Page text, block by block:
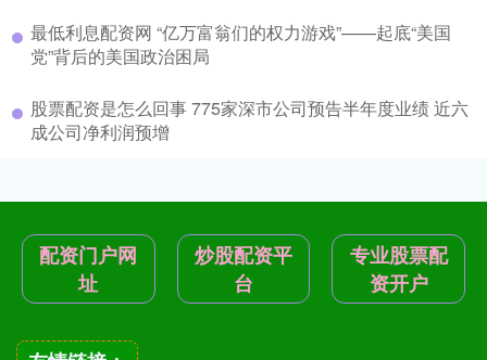
最低利息配资网 “亿万富翁们的权力游戏”——起底“美国
党”背后的美国政治困局
股票配资是怎么回事 775家深市公司预告半年度业绩 近六
成公司净利润预增
配资门户网
址
炒股配资平
台
专业股票配
资开户